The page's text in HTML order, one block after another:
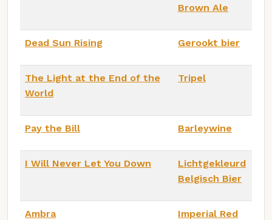
Brown Ale
Dead Sun Rising Gerookt bier
The Light at the End of the
World
Tripel
Pay the Bill Barleywine
I Will Never Let You Down
Lichtgekleurd
Belgisch Bier
Ambra
Imperial Red